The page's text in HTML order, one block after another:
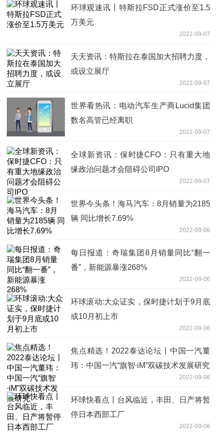
环球观速讯丨特斯拉FSD正式涨价至1.5
万美元
2022-09-07
天天资讯：特斯拉在泰国加大招聘力度，
或设立展厅
2022-09-07
世界看热讯：电动汽车生产商Lucid集团
数名高管已经离职
2022-09-07
全球新资讯：保时捷CFO：只有重大地
缘政治问题才会阻碍公司IPO
2022-09-07
世界今头条！海马汽车：8月销量为2185
辆 同比增长7.69%
2022-09-06
每日报道：奇瑞集团8月销量同比“翻一
番”，新能源暴涨268%
2022-09-06
环球滚动:大众证实，保时捷计划于9月底
或10月初上市
2022-09-06
焦点精选！2022泰达论坛丨中国一汽董
玮：中国一汽“旗智∙iM”双碳技术发展研究
2022-09-06
环球快看点丨台风临近，丰田、日产将暂
停日本西部工厂
2022-09-06